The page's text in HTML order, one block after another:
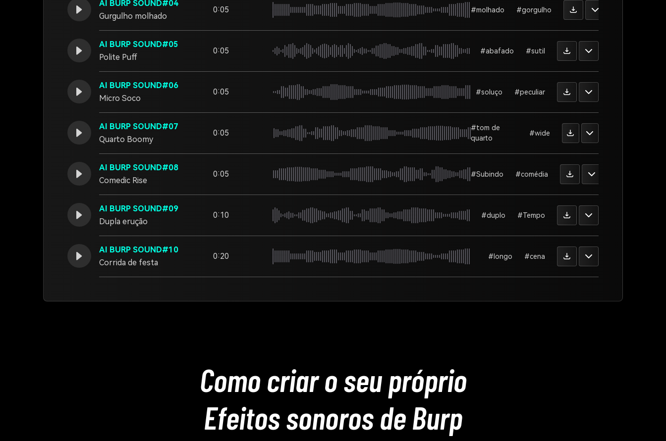
AI BURP SOUND#04
Gurgulho molhado
0:05 #molhado #gorgulho
AI BURP SOUND#05
Polite Puff
0:05 #abafado #sutil
AI BURP SOUND#06
Micro Soco
0:05 #soluço #peculiar
AI BURP SOUND#07
Quarto Boomy
0:05
#tom de
quarto
#wide
AI BURP SOUND#08
Comedic Rise
0:05 #Subindo #comédia
AI BURP SOUND#09
Dupla erução
0:10 #duplo #Tempo
AI BURP SOUND#10
Corrida de festa
0:20 #longo #cena
Como criar o seu próprio
Efeitos sonoros de Burp